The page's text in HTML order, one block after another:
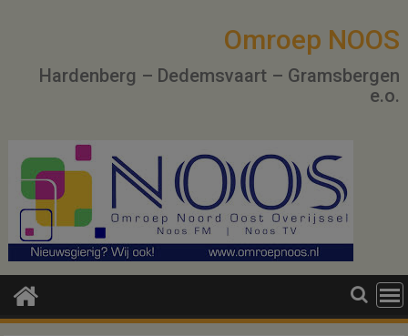
Omroep NOOS
Hardenberg – Dedemsvaart – Gramsbergen
e.o.